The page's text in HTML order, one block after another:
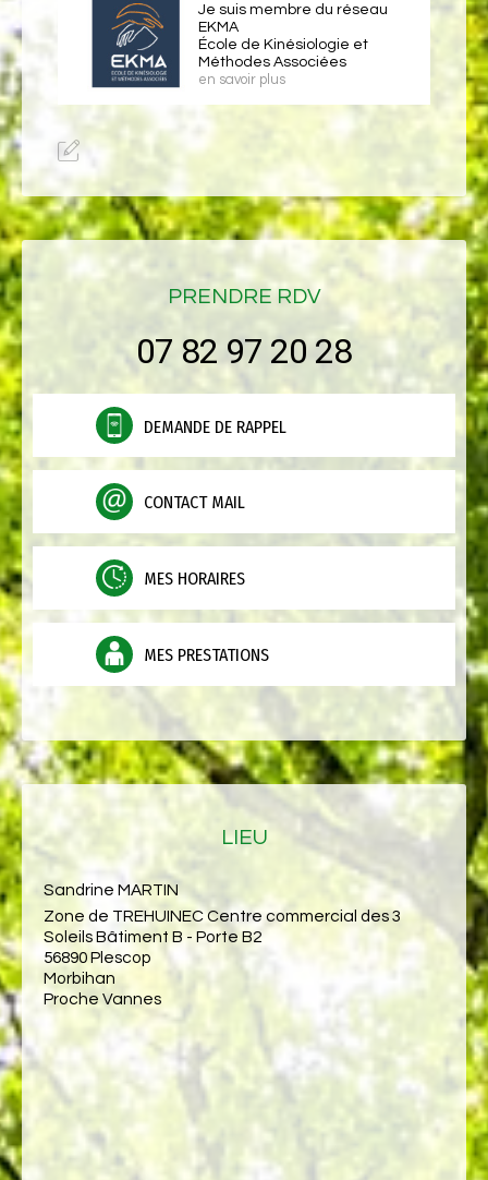
Je suis membre du réseau
EKMA
École de Kinésiologie et
Méthodes Associées
en savoir plus
PRENDRE RDV
07 82 97 20 28
DEMANDE DE RAPPEL
CONTACT MAIL
MES HORAIRES
MES PRESTATIONS
LIEU
Sandrine MARTIN
Zone de TREHUINEC Centre commercial des 3
Soleils Bâtiment B - Porte B2
56890 Plescop
Morbihan
Proche Vannes